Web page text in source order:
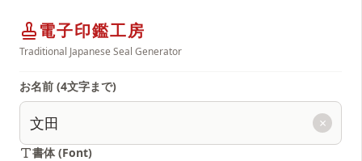
電子印鑑工房
Traditional Japanese Seal Generator
お名前 (4文字まで)
×
書体 (Font)